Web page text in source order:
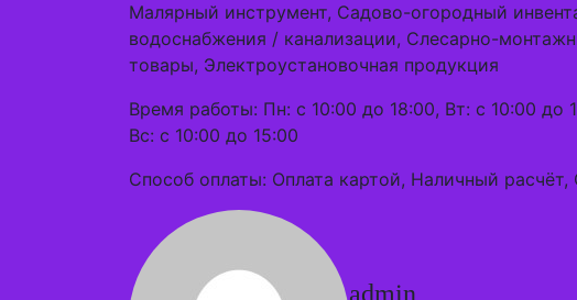
Малярный инструмент, Садово-огородный
водоснабжения / канализации, Слесарно-
товары, Электроустановочная продукция
Время работы: Пн: с 10:00 до 18:00, Вт: с 10:00 до
Вс: с 10:00 до 15:00
Способ оплаты: Оплата картой, Наличный расчёт,
admin